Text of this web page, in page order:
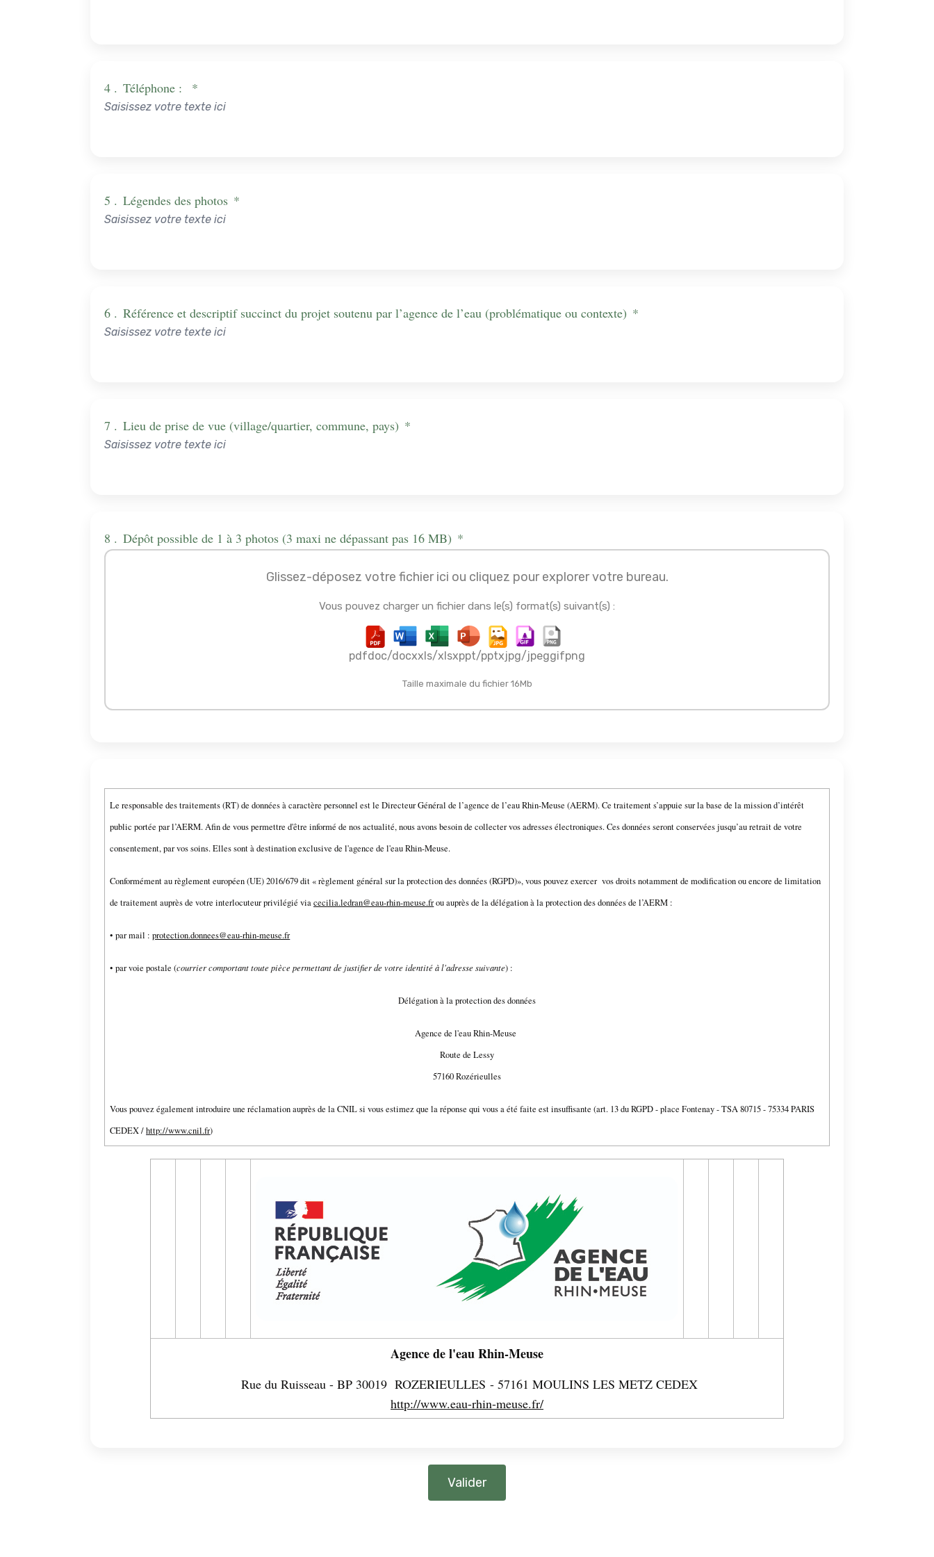
4 . Téléphone : *
5 . Légendes des photos *
6 . Référence et descriptif succinct du projet soutenu par l’agence de l’eau (problématique ou contexte) *
7 . Lieu de prise de vue (village/quartier, commune, pays) *
8 . Dépôt possible de 1 à 3 photos (3 maxi ne dépassant pas 16 MB) *
Glissez-déposez votre fichier ici ou cliquez pour explorer votre bureau.
Vous pouvez charger un fichier dans le(s) format(s) suivant(s) :
pdfdoc/docxxls/xlsxppt/pptxjpg/jpeggifpng
Taille maximale du fichier 16Mb
Le responsable des traitements (RT) de données à caractère personnel est le Directeur Général de l’agence de l’eau Rhin-Meuse (AERM). Ce traitement s’appuie sur la base de la mission d’intérêt
public portée par l’AERM. Afin de vous permettre d'être informé de nos actualité, nous avons besoin de collecter vos adresses électroniques. Ces données seront conservées jusqu’au retrait de votre
consentement, par vos soins. Elles sont à destination exclusive de l'agence de l'eau Rhin-Meuse.
Conformément au règlement européen (UE) 2016/679 dit « règlement général sur la protection des données (RGPD)», vous pouvez exercer vos droits notamment de modification ou encore de limitation
de traitement auprès de votre interlocuteur privilégié viacecilia.ledran@eau-rhin-meuse.frou auprès de la délégation à la protection des données de l’AERM :
• par mail :protection.donnees@eau-rhin-meuse.fr
• par voie postale (courrier comportant toute pièce permettant de justifier de votre identité à l'adresse suivante) :
Délégation à la protection des données
Agence de l'eau Rhin-Meuse
Route de Lessy
57160 Rozérieulles
Vous pouvez également introduire une réclamation auprès de la CNIL si vous estimez que la réponse qui vous a été faite est insuffisante (art. 13 du RGPD - place Fontenay - TSA 80715 - 75334 PARIS
CEDEX /http://www.cnil.fr)
Agence de l'eau Rhin-Meuse
Rue du Ruisseau - BP 30019 ROZERIEULLES - 57161 MOULINS LES METZ CEDEX
http://www.eau-rhin-meuse.fr/
Valider